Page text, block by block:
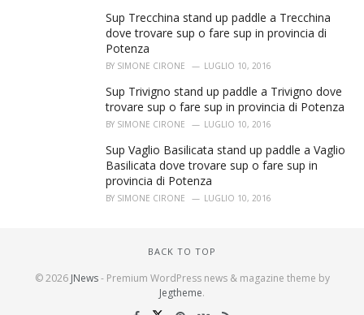
Sup Trecchina stand up paddle a Trecchina
dove trovare sup o fare sup in provincia di
Potenza
BY SIMONE CIRONE LUGLIO 10, 2016
Sup Trivigno stand up paddle a Trivigno dove
trovare sup o fare sup in provincia di Potenza
BY SIMONE CIRONE LUGLIO 10, 2016
Sup Vaglio Basilicata stand up paddle a Vaglio
Basilicata dove trovare sup o fare sup in
provincia di Potenza
BY SIMONE CIRONE LUGLIO 10, 2016
BACK TO TOP
© 2026 JNews- Premium WordPress news & magazine theme by
Jegtheme.